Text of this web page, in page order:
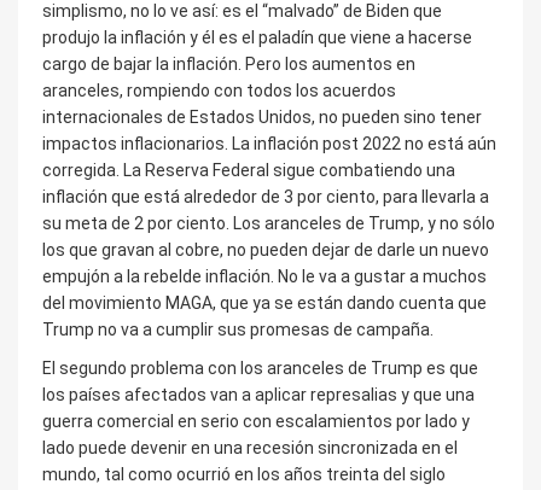
simplismo, no lo ve así: es el “malvado” de Biden que
produjo la inflación y él es el paladín que viene a hacerse
cargo de bajar la inflación. Pero los aumentos en
aranceles, rompiendo con todos los acuerdos
internacionales de Estados Unidos, no pueden sino tener
impactos inflacionarios. La inflación post 2022 no está aún
corregida. La Reserva Federal sigue combatiendo una
inflación que está alrededor de 3 por ciento, para llevarla a
su meta de 2 por ciento. Los aranceles de Trump, y no sólo
los que gravan al cobre, no pueden dejar de darle un nuevo
empujón a la rebelde inflación. No le va a gustar a muchos
del movimiento MAGA, que ya se están dando cuenta que
Trump no va a cumplir sus promesas de campaña.
El segundo problema con los aranceles de Trump es que
los países afectados van a aplicar represalias y que una
guerra comercial en serio con escalamientos por lado y
lado puede devenir en una recesión sincronizada en el
mundo, tal como ocurrió en los años treinta del siglo